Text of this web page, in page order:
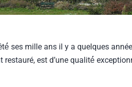
ses mille ans il y a quelques
est d’une qualité́